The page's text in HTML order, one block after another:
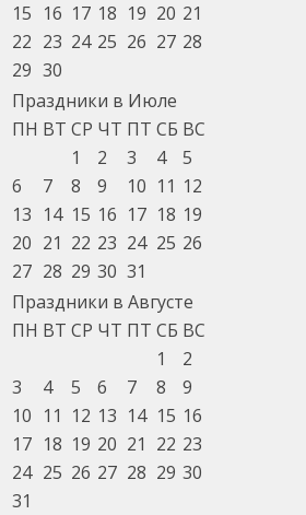
15 16 17 18 19 20 21
22 23 24 25 26 27 28
29 30
Праздники в Июле
ПН ВТ СР ЧТ ПТ СБ ВС
1
2 3 4
5
6
7 8 9 10 11 12
13 14 15 16 17 18 19
20 21 22 23 24 25 26
27 28 29 30 31
Праздники в Августе
ПН ВТ СР ЧТ ПТ СБ ВС
1
2
3
4 5 6 7 8
9
10 11 12 13 14 15 16
17 18 19 20 21 22 23
24 25 26 27 28 29 30
31